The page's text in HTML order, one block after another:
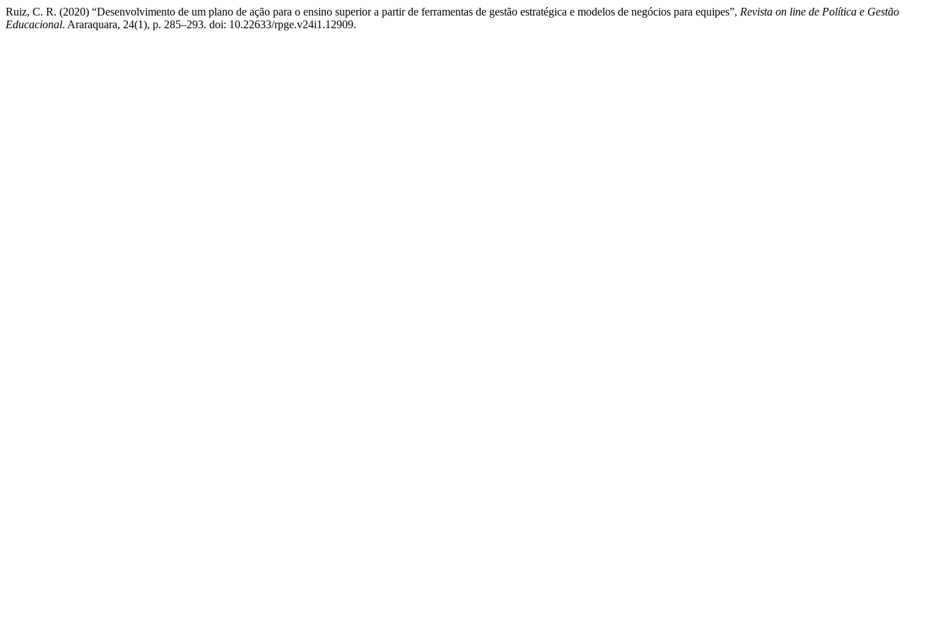
Ruiz, C. R. (2020) “Desenvolvimento de um plano de ação para o ensino superior a partir de ferramentas de gestão estratégica e modelos de negócios para equipes”, Revista on line de Política e Gestão
Educacional. Araraquara, 24(1), p. 285–293. doi: 10.22633/rpge.v24i1.12909.